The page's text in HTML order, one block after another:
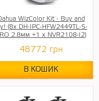
Dahua WizColor Kit - Buy and
(8х DH-IPC-HFW2449TL-S-
2.8мм +1 х NVR2108-I2)
48772 грн
В КОШИК